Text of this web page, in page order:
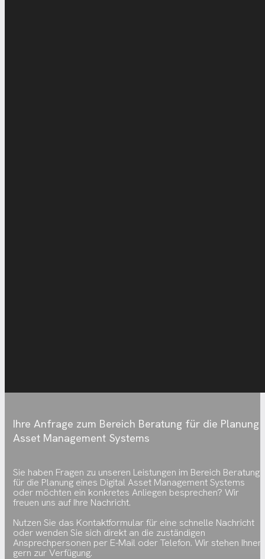
Ihre Anfrage zum Bereich Beratung für die Planung
Asset Management Systems
Sie haben Fragen zu unseren Leistungen im Bereich Beratung
für die Planung eines Digital Asset Management Systems
oder möchten ein konkretes Anliegen besprechen? Wir
freuen uns auf Ihre Nachricht.
Nutzen Sie das Kontaktformular für eine schnelle Nachricht
oder wenden Sie sich direkt an die zuständigen
Ansprechpersonen per E-Mail oder Telefon. Wir stehen Ihnen
gern zur Verfügung.